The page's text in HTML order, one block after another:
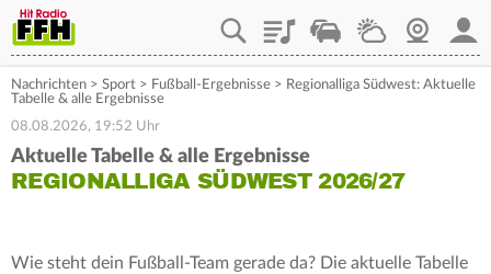
PlaylistStaupilotWetterWebcam
Nachrichten > Sport > Fußball-Ergebnisse > Regionalliga Südwest: Aktuelle
Tabelle & alle Ergebnisse
08.08.2026, 19:52 Uhr
Aktuelle Tabelle & alle Ergebnisse
REGIONALLIGA SÜDWEST 2026/27
Wie steht dein Fußball-Team gerade da? Die aktuelle Tabelle